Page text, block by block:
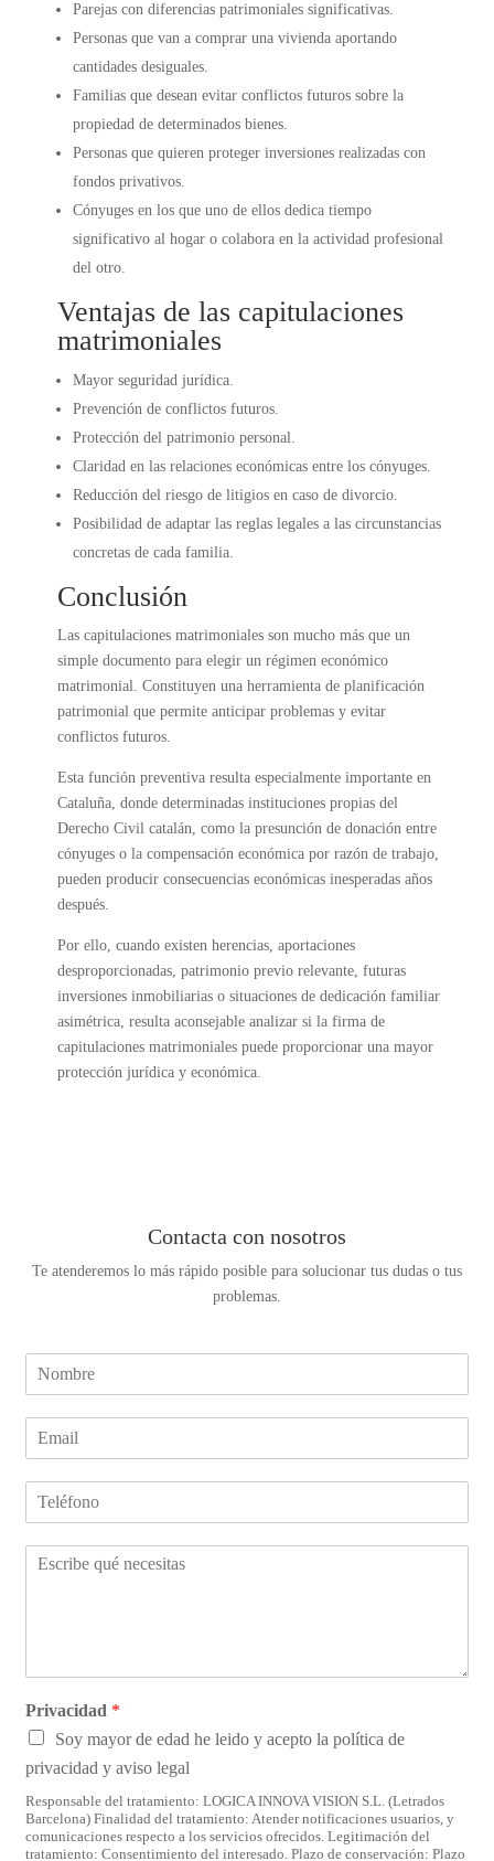
Parejas con diferencias patrimoniales significativas.
Personas que van a comprar una vivienda aportando
cantidades desiguales.
Familias que desean evitar conflictos futuros sobre la
propiedad de determinados bienes.
Personas que quieren proteger inversiones realizadas con
fondos privativos.
Cónyuges en los que uno de ellos dedica tiempo
significativo al hogar o colabora en la actividad profesional
del otro.
Ventajas de las capitulaciones
matrimoniales
Mayor seguridad jurídica.
Prevención de conflictos futuros.
Protección del patrimonio personal.
Claridad en las relaciones económicas entre los cónyuges.
Reducción del riesgo de litigios en caso de divorcio.
Posibilidad de adaptar las reglas legales a las circunstancias
concretas de cada familia.
Conclusión
Las capitulaciones matrimoniales son mucho más que un
simple documento para elegir un régimen económico
matrimonial. Constituyen una herramienta de planificación
patrimonial que permite anticipar problemas y evitar
conflictos futuros.
Esta función preventiva resulta especialmente importante en
Cataluña, donde determinadas instituciones propias del
Derecho Civil catalán, como la presunción de donación entre
cónyuges o la compensación económica por razón de trabajo,
pueden producir consecuencias económicas inesperadas años
después.
Por ello, cuando existen herencias, aportaciones
desproporcionadas, patrimonio previo relevante, futuras
inversiones inmobiliarias o situaciones de dedicación familiar
asimétrica, resulta aconsejable analizar si la firma de
capitulaciones matrimoniales puede proporcionar una mayor
protección jurídica y económica.
Contacta con nosotros
Te atenderemos lo más rápido posible para solucionar tus dudas o tus
problemas.
m
l
é
o
n
o
C
r
i
s
*
Privacidad *
Soy mayor de edad he leido y acepto la política de
privacidad y aviso legal
Responsable del tratamiento: LOGICA INNOVA VISION S.L. (Letrados
Barcelona) Finalidad del tratamiento: Atender notificaciones usuarios, y
comunicaciones respecto a los servicios ofrecidos. Legitimación del
tratamiento: Consentimiento del interesado. Plazo de conservación: Plazo